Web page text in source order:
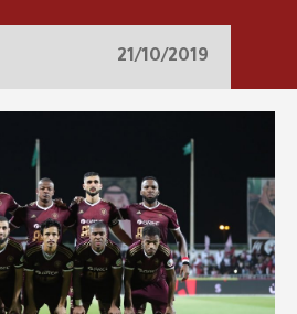
21/10/2019